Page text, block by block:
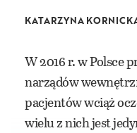
KATARZYNA
W 2016 r. w Polsce
narządów
pacjentów wciąż
wielu z nich jest